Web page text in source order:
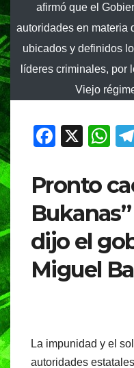
afirmó que el
autoridades en materia
ubicados y definidos
líderes criminales, por
Viejo
F
c
e
b
o
o
k
X
W
at
A
p
p
Pronto
dijo el
Miguel
La impunidad y el
autoridades